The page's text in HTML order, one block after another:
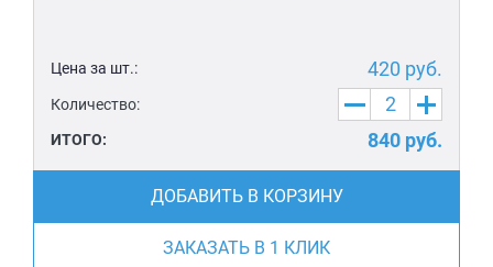
Цена за шт.: 420 руб.
Количество:
ИТОГО: 840 руб.
ДОБАВИТЬ В КОРЗИНУ
ЗАКАЗАТЬ В 1 КЛИК